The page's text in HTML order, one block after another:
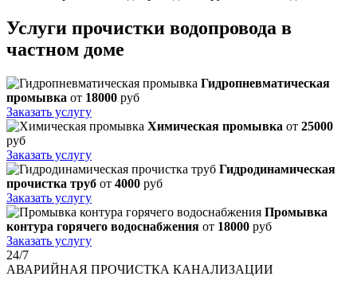
Услуги прочистки водопровода в
частном доме
Гидропневматическая
промывка от 18000 руб
Заказать услугу
Химическая промывка от 25000
руб
Заказать услугу
Гидродинамическая
прочистка труб от 4000 руб
Заказать услугу
Промывка
контура горячего водоснабжения от 18000 руб
Заказать услугу
24/7
АВАРИЙНАЯ ПРОЧИСТКА КАНАЛИЗАЦИИ